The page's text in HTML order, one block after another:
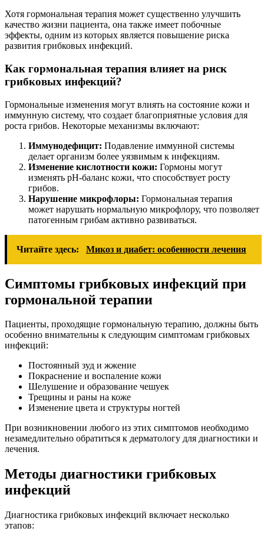
Хотя гормональная терапия может существенно улучшить
качество жизни пациента, она также имеет побочные
эффекты, одним из которых является повышение риска
развития грибковых инфекций.
Как гормональная терапия влияет на риск
грибковых инфекций?
Гормональные изменения могут влиять на состояние кожи и
иммунную систему, что создает благоприятные условия для
роста грибов. Некоторые механизмы включают:
Иммунодефицит: Подавление иммунной системы
делает организм более уязвимым к инфекциям.
Изменение кислотности кожи: Гормоны могут
изменять pH-баланс кожи, что способствует росту
грибов.
Нарушение микрофлоры: Гормональная терапия
может нарушать нормальную микрофлору, что позволяет
патогенным грибам активно развиваться.
Читайте здесь: Микоз и диабет: особенности лечения
Симптомы грибковых инфекций при
гормональной терапии
Пациенты, проходящие гормональную терапию, должны быть
особенно внимательны к следующим симптомам грибковых
инфекций:
Постоянный зуд и жжение
Покраснение и воспаление кожи
Шелушение и образование чешуек
Трещины и раны на коже
Изменение цвета и структуры ногтей
При возникновении любого из этих симптомов необходимо
незамедлительно обратиться к дерматологу для диагностики и
лечения.
Методы диагностики грибковых
инфекций
Диагностика грибковых инфекций включает несколько
этапов: